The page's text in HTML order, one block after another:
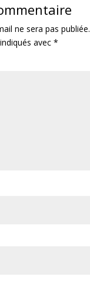
ne sera pas publiée.
avec *